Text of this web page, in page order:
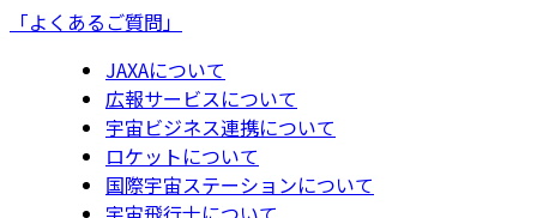
「よくあるご質問」
JAXAについて
広報サービスについて
宇宙ビジネス連携について
ロケットについて
国際宇宙ステーションについて